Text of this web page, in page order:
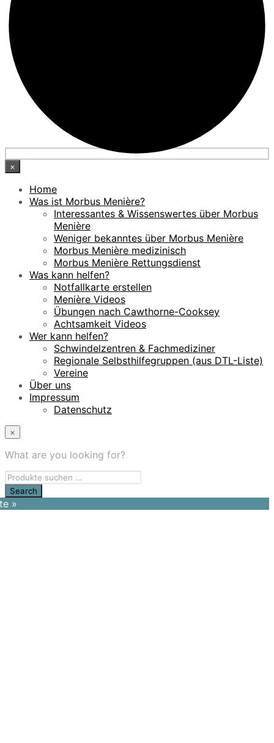
×
Home
Was ist Morbus Menière?
Interessantes & Wissenswertes über Morbus
Menière
Weniger bekanntes über Morbus Menière
Morbus Menière medizinisch
Morbus Menière Rettungsdienst
Was kann helfen?
Notfallkarte erstellen
Menière Videos
Übungen nach Cawthorne-Cooksey
Achtsamkeit Videos
Wer kann helfen?
Schwindelzentren & Fachmediziner
Regionale Selbsthilfegruppen (aus DTL-Liste)
Vereine
Über uns
Impressum
Datenschutz
×
What are you looking for?
»